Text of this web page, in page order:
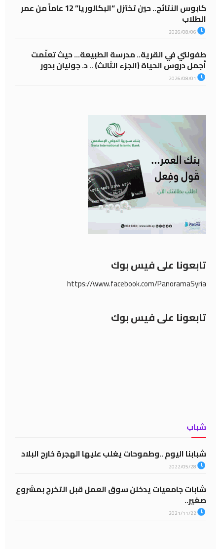
كابوس النتائج.. حين تختزل “البكالوريا” 12 عاماً من عمر
الطلاب
طفولتي في القرية.. مدرسة الطبيعة… حيث تعلّمت
أجمل دروس الحياة (الجزء الثالث) .. د. جوليان بدور
تابعونا على فيس بوك
https://www.facebook.com/PanoramaSyria
تابعونا على فيس بوك
شباب
شبابنا اليوم ..وطموحات يغلب عليها الهجرة خارج البلاد
شابات جامعيات يدخلن سوق العمل قبل التخرج بمشروع
صغير..